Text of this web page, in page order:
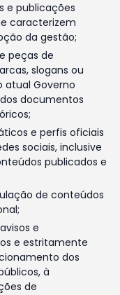
e publicações
caracterizem
da gestão;
peças de
slogans ou
atual Governo
documentos
e perfis oficiais
sociais, inclusive
publicados e
de conteúdos
e
e estritamente
dos
à
de